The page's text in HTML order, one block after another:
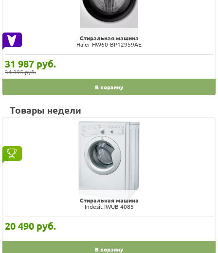
Стиральная машина
Haier HW60-BP12959AE
31 987 руб.
34 395 руб.
В корзину
Товары недели
Стиральная машина
Indesit IWUB 4085
20 490 руб.
В корзину